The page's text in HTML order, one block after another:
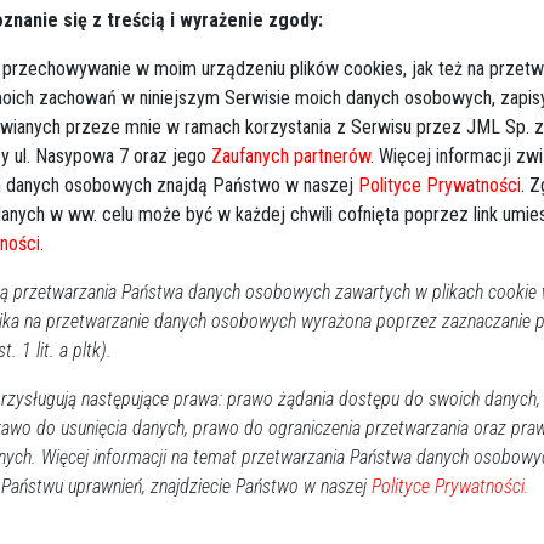
że jest to około 50 cm skorodowany granat
światowej. Policjanci zabezpieczali miejsce
rzecznik prasowy Komendy Powiatowej Policji w
w przypadku znalezienia przedmiotu
absolutnie nie wolno przenosić, dotykać ani rozbrajać
zabezpieczyć przed dostępem osób postronnych,
policję. Funkcjonariusze zabezpieczą teren i
się z treścią i wyrażenie zgody:
w moim urządzeniu plików cookies, jak też na
zachowań w niniejszym Serwisie moich danych osobowych,
przeze mnie w ramach korzystania z Serwisu przez JML Sp.
ul. Nasypowa 7 oraz jego Zaufanych partnerów. Więcej informacji
osobowych znajdą Państwo w naszej Polityce Prywatności.
w ww. celu może być w każdej chwili cofnięta poprzez link
.
przetwarzania Państwa danych osobowych zawartych w plikach cookie
na przetwarzanie danych osobowych wyrażona poprzez zaznaczanie
1 lit. a pltk).
następujące prawa: prawo żądania dostępu do swoich
do usunięcia danych, prawo do ograniczenia przetwarzania oraz
Więcej informacji na temat przetwarzania Państwa danych
uprawnień, znajdziecie Państwo w naszej Polityce Prywatności.